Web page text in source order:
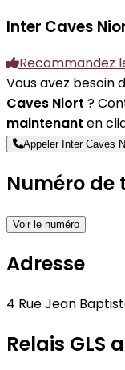
Inter Caves
Recommandez
Vous avez besoin
Caves Niort ?
maintenant en
Appeler Inter Caves
Numéro de
Voir le numéro
Adresse
4 Rue Jean
Relais GLS